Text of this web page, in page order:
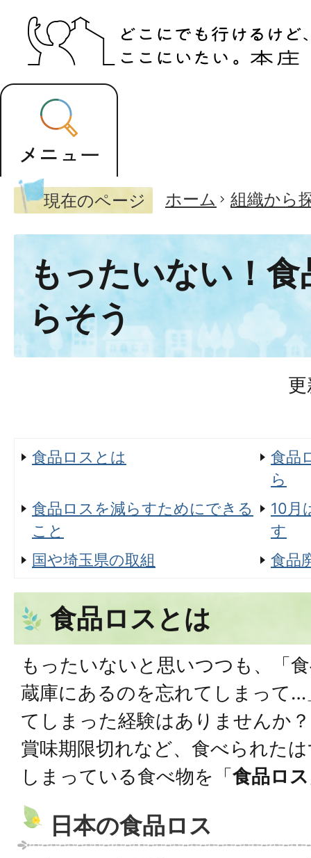
現在のページ ホーム 組織から
もったいない！
らそう
食品ロスとは
食品
ら
食品ロスを減らすためにできる
こと
10月
す
国や埼玉県の取組
食品
食品ロスとは
もったいないと思いつつも、「
蔵庫にあるのを忘れてしまって
てしまった経験はありませんか
賞味期限切れなど、食べられた
しまっている食べ物を「食品ロス
日本の食品ロス